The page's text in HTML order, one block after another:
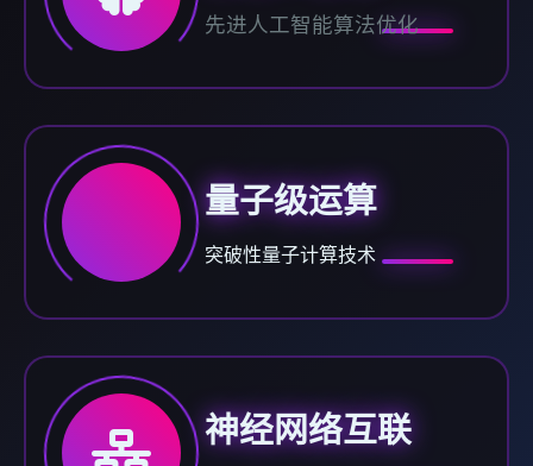
先进人工智能算法优化
量子级运算
突破性量子计算技术
神经网络互联